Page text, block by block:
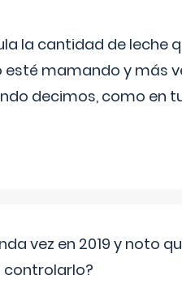
la cantidad de leche
mamando y más
decimos, como en
vez en 2019 y noto
controlarlo?